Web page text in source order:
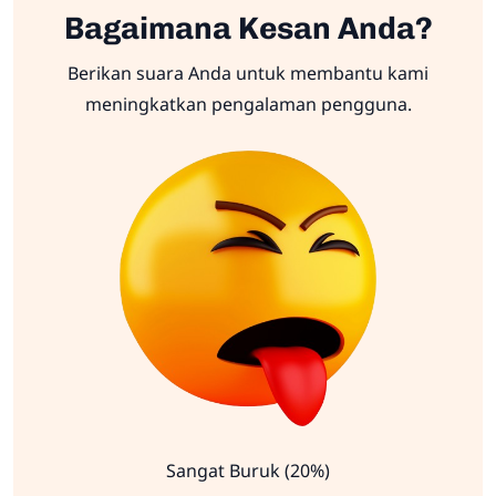
Bagaimana Kesan Anda?
Berikan suara Anda untuk membantu kami
meningkatkan pengalaman pengguna.
Sangat Buruk (20%)